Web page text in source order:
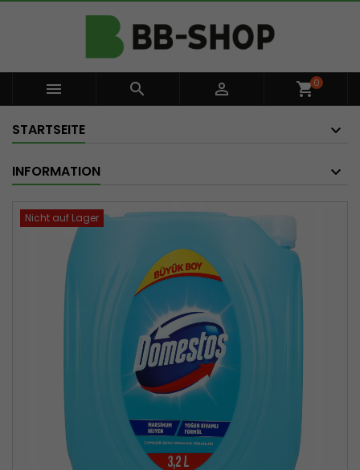
   shopping_cart0
STARTSEITE
INFORMATION
Nicht auf Lager